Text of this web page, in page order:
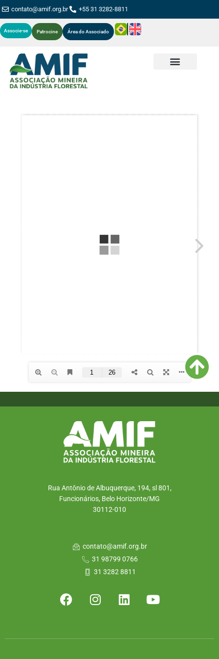
contato@amif.org.br +55 31 3282-8811
Associe-se Patrocine Área do Associado
Rua Antônio de Albuquerque, 194, sl 801,
Funcionários, Belo Horizonte/MG
30112-010
contato@amif.org.br
31 98799 0766
31 3282 8811